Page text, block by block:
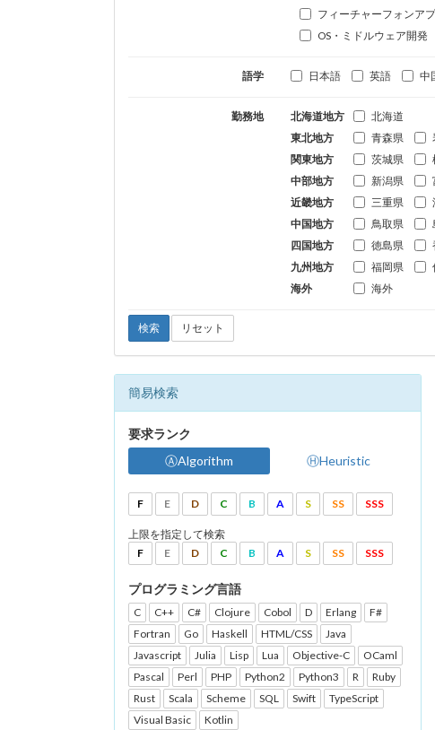
フィーチャーフォンア
OS・ミドルウェア開発
語学 日本語 英語 中
勤務地 北海道地方
北海道
東北地方
青森県
関東地方
茨城県
中部地方
新潟県
近畿地方
三重県
中国地方
鳥取県
四国地方
徳島県
九州地方
福岡県
海外
海外
検索 リセット
簡易検索
要求ランク
ⒶAlgorithm
ⒽHeuristic
F E D C B A S SS SSS
上限を指定して検索
F
E D C B A S SS SSS
プログラミング言語
C C++ C# Clojure Cobol D Erlang
F#
Fortran
Go Haskell HTML/CSS
Java
Javascript
Julia Lisp Lua Objective-C
OCaml
Pascal
Perl PHP Python2 Python3 R
Ruby
Rust
Scala Scheme SQL Swift
TypeScript
Visual Basic
Kotlin